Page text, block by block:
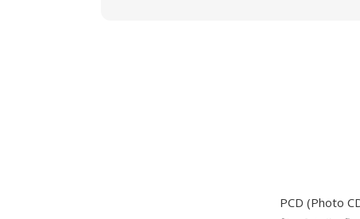
PCD (Photo